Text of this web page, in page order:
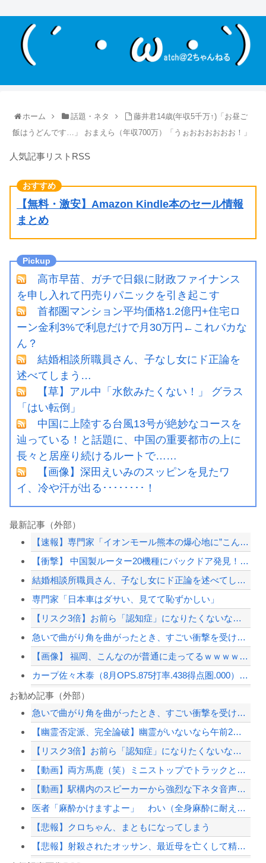
ホーム 話題・ネタ
藤井君14歳(年収5千万↑)「お昼ご
飯はうどんです…」 おまえら（年収700万）「うぉおおおおおお！」
人気記事リストRSS
【無料・激安】Amazon Kindle本のセール情報
まとめ
高市早苗、ガチで日銀に財政ファイナンス
を申し入れて円売りパニックを引き起こす
首都圏マンション平均価格1.2億円+住宅ロ
ーン金利3%で利息だけで月30万円←これバカな
ん？
結婚相談所職員さん、子なし女にド正論を
述べてしまう…
【草】アル中「水飲みたくない！」 グラス
「はい転倒」
中国に上陸する台風13号が絶妙なコースを
辿っている！と話題に、中国の重要都市の上に
長々と居座り続けるルートで……
【画像】深田えいみのスッピンを見たワ
イ、冷や汗が出る････････！
最新記事（外部）
【速報】専門家「イオンモール熊本の爆心地に”こんなもの”があったんだけど…」
【衝撃】 中国製ルーター20機種にバックドア発見！ ネットに繋ぐだけで35秒ごと...
結婚相談所職員さん、子なし女にド正論を述べてしまう…
専門家「日本車はダサい、見てて恥ずかしい」
【リスク3倍】お前ら「認知症」になりたくないなら酒をやめろ
急いで曲がり角を曲がったとき、すごい衝撃を受けてリアルに2ｍくらいふっとんだ
【画像】 福岡、こんなのが普通に走ってるｗｗｗｗｗｗｗｗｗｗｗｗｗｗｗｗｗｗｗｗ...
カープ佐々木泰（8月OPS.875打率.438得点圏.000）←1番に置いた方が...
【画像】髪型が完全に『鬼頭』な女キャラwwwwww
【衝撃】中国製ルーター20機種にバックドア発見！ ネットに繋ぐだけで35秒ごとに...
【草】アル中「水飲みたくない！」 グラス「はい転倒」
【配信者】「金バエ」のSNS更新が1週間途絶え、様々な憶測が飛び交う。1週間ぶり...
【緊急速報】NYで警官が黒人男性の首を絞め、暴動第二波不可避へ
Powered by livedoor 相互RSS
お勧め記事（外部）
急いで曲がり角を曲がったとき、すごい衝撃を受けてリアルに2ｍくらいふっとんだ
【幽霊否定派、完全論破】幽霊がいないなら午前2時に一人で墓石を木刀で叩き割れるよ...
【リスク3倍】お前ら「認知症」になりたくないなら酒をやめろ
【動画】両方馬鹿（笑）ミニストップでトラックと衝突したドラレコが（ノ∇`）
【動画】駅構内のスピーカーから強烈な下ネタ音声が垂れ流される 全乗客困惑の音声が...
医者「麻酔かけますよー」 わい（全身麻酔に耐えて見せる！うおおおおおお！！！！）
【悲報】クロちゃん、まともになってしまう
【悲報】射殺されたオッサン、最近母を亡くして精神的ショックを受けていたと判明